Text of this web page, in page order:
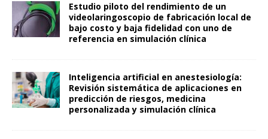
Estudio piloto del rendimiento de un
videolaringoscopio de fabricación local de
bajo costo y baja fidelidad con uno de
referencia en simulación clínica
Inteligencia artificial en anestesiología:
Revisión sistemática de aplicaciones en
predicción de riesgos, medicina
personalizada y simulación clínica